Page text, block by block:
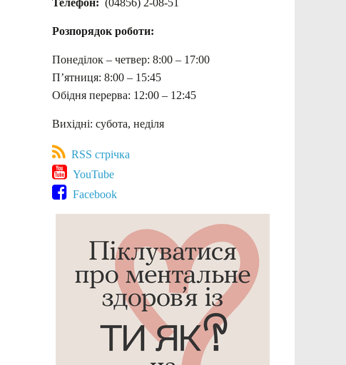
Розпорядок роботи:
Понеділок – четвер: 8:00 – 17:00
П’ятниця: 8:00 – 15:45
Обідня перерва: 12:00 – 12:45
Вихідні: субота, неділя
RSS стрічка
YouTube
Facebook